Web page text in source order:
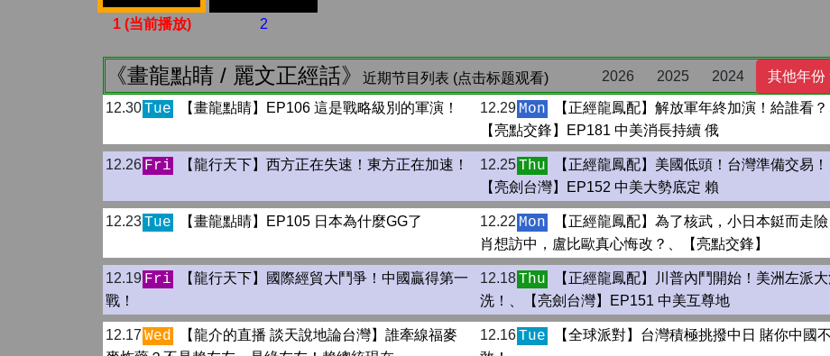
1 (当前播放) 2
《畫龍點睛 / 麗文正經話》 近期节目列表 (点击标题观看) 2026 2025 2024 其他年份
12.30 Tue 【畫龍點睛】EP106 這是戰略級別的軍演！ 12.29 Mon
【正經龍鳳配】解放軍年終加演！給誰看？
【亮點交鋒】EP181 中美消長持續 俄
12.26 Fri 【龍行天下】西方正在失速！東方正在加速！ 12.25 Thu
【正經龍鳳配】美國低頭！台灣準備交易！
【亮劍台灣】EP152 中美大勢底定 賴
12.23 Tue 【畫龍點睛】EP105 日本為什麼GG了 12.22 Mon
【正經龍鳳配】為了核武，小日本鋌而走險
肖想訪中，盧比歐真心悔改？、【亮點交鋒】
12.19 Fri
【龍行天下】國際經貿大鬥爭！中國贏得第一
戰！
12.18 Thu
【正經龍鳳配】川普內鬥開始！美洲左派
洗！、【亮劍台灣】EP151 中美互尊地
12.17 Wed
【龍介的直播 談天說地論台灣】誰牽線福麥
12.16 Tue
【全球派對】台灣積極挑撥中日 賭你中國不